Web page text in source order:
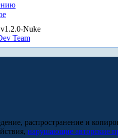
v1.2.0-Nuke
Team
распространение и
нарушающие авторские